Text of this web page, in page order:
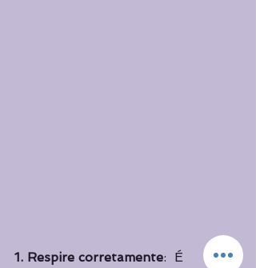
1. Respire corretamente:  É